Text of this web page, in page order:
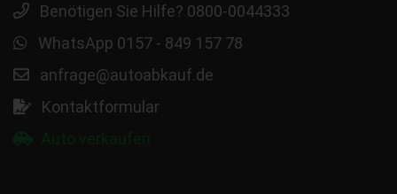
Benötigen Sie Hilfe? 0800-0044333
WhatsApp 0157 - 849 157 78
anfrage@autoabkauf.de
Kontaktformular